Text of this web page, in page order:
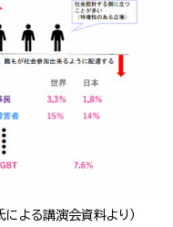
による講演会資料より）